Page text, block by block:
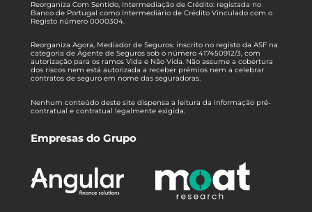
Reorganiza Com Sentido, Intermediação de Crédito: registada no
Banco de Portugal como Intermediário de Crédito Vinculado com o
Registo número 0000304.
Reorganiza Agora, Mediador de Seguros: inscrito no registo da ASF na
categoria de Agente de Seguros sob o número 417450912/3, com
autorização para os ramos Vida e Não Vida. Não assume a cobertura
dos riscos nem está autorizada a receber prémios nem a celebrar
contratos de seguro em nome das seguradoras.
Nenhum conteúdo deste site dispensa a leitura da informação pré-
contratual e contratual legalmente exigida.
Empresas do Grupo